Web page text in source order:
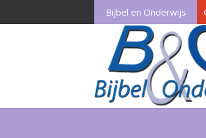
Bijbel en Onderwijs